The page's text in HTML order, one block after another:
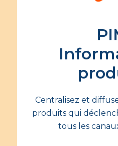
Centralisez et
produits qui
tous les